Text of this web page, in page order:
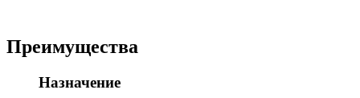
Преимущества
Назначение